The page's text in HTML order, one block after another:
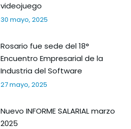
videojuego
30 mayo, 2025
Rosario fue sede del 18°
Encuentro Empresarial de la
Industria del Software
27 mayo, 2025
Nuevo INFORME SALARIAL marzo
2025